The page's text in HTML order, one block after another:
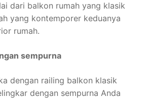
dari balkon rumah yang klasik
yang kontemporer keduanya
rumah.
sempurna
dengan railing balkon klasik
dengan sempurna Anda